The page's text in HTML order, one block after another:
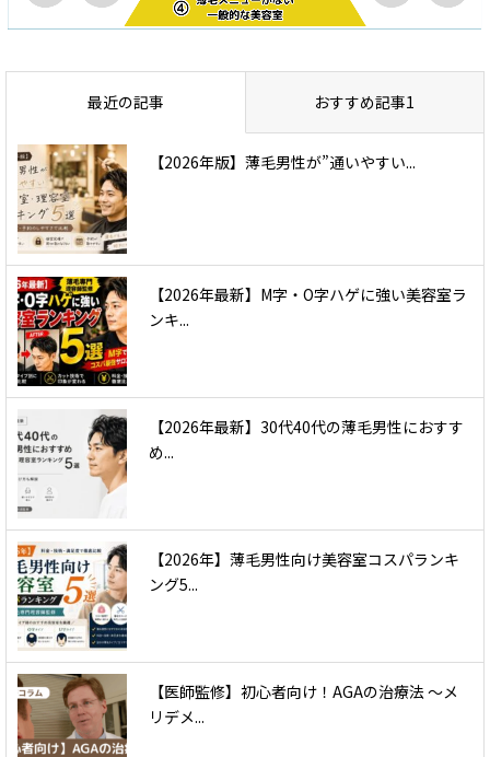
最近の記事 おすすめ記事1
【2026年版】薄毛男性が”通いやすい...
【2026年最新】M字・O字ハゲに強い美容室ラ
ンキ...
【2026年最新】30代40代の薄毛男性におすす
め...
【2026年】薄毛男性向け美容室コスパランキ
ング5...
【医師監修】初心者向け！AGAの治療法 〜メ
リデメ...